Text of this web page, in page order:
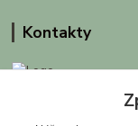
Kontakty